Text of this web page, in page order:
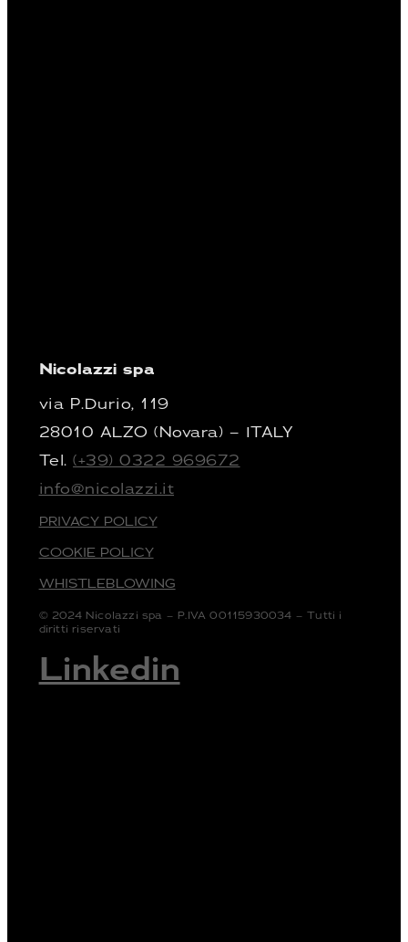
Nicolazzi spa
via P.Durio, 119
28010 ALZO (Novara) – ITALY
Tel.(+39) 0322 969672
info@nicolazzi.it
PRIVACY POLICY
COOKIE POLICY
WHISTLEBLOWING
© 2024 Nicolazzi spa – P.IVA 00115930034 – Tutti i
diritti riservati
Linkedin